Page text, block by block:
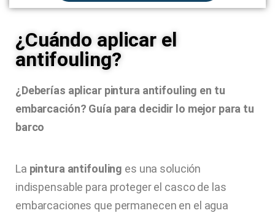
¿Cuándo aplicar el
antifouling?
¿Deberías aplicar pintura antifouling en tu
embarcación? Guía para decidir lo mejor para tu
barco
La pintura antifouling es una solución
indispensable para proteger el casco de las
embarcaciones que permanecen en el agua